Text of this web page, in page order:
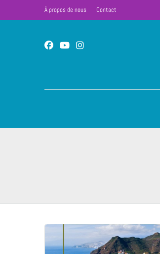
À propos de nous Contact